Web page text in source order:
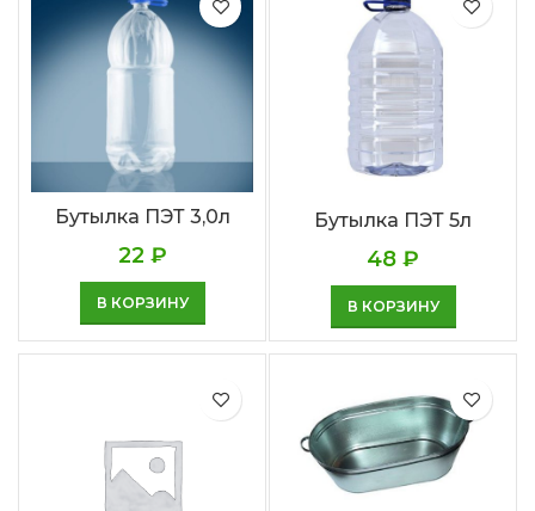
Бутылка ПЭТ 3,0л
22 ₽
В КОРЗИНУ
Бутылка ПЭТ 5л
48 ₽
В КОРЗИНУ